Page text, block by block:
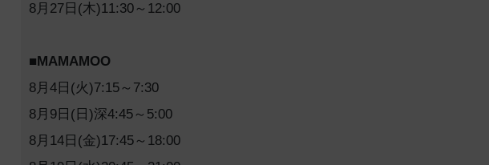
8月27日(木)11:30～12:00
■MAMAMOO
8月4日(火)7:15～7:30
8月9日(日)深4:45～5:00
8月14日(金)17:45～18:00